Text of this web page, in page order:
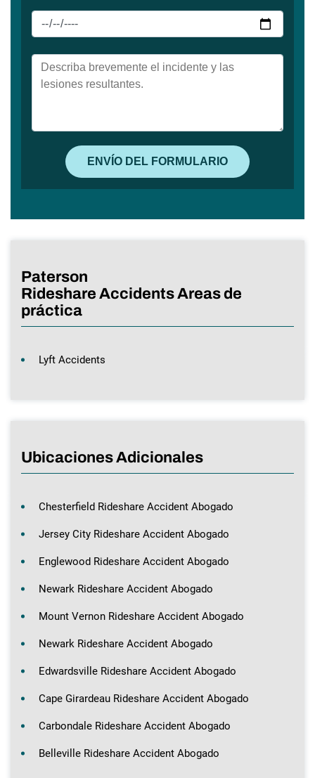
Paterson
Rideshare Accidents Areas de
práctica
Lyft Accidents
Ubicaciones Adicionales
Chesterfield Rideshare Accident Abogado
Jersey City Rideshare Accident Abogado
Englewood Rideshare Accident Abogado
Newark Rideshare Accident Abogado
Mount Vernon Rideshare Accident Abogado
Newark Rideshare Accident Abogado
Edwardsville Rideshare Accident Abogado
Cape Girardeau Rideshare Accident Abogado
Carbondale Rideshare Accident Abogado
Belleville Rideshare Accident Abogado